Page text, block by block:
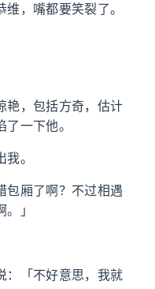
，嘴都要笑裂了。
艳，包括方奇，估计
一下他。
。
包厢了啊？不过相遇
」
：「不好意思，我就